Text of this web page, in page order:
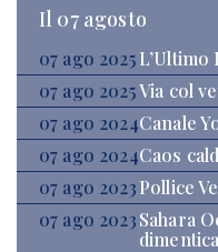
Il 07 agosto
07 ago 2025
07 ago 2025Via col
07 ago 2024Canale
07 ago 2024Caos
07 ago 2023Pollice
07 ago 2023Sahara